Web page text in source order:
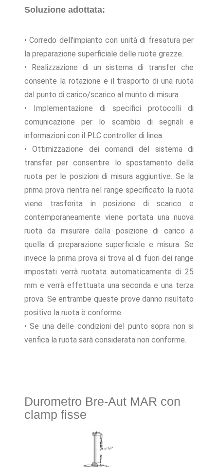
Soluzione adottata:
• Corredo dell’impianto con unità di fresatura per
la preparazione superficiale delle ruote grezze.
• Realizzazione di un sistema di transfer che
consente la rotazione e il trasporto di una ruota
dal punto di carico/scarico al munto di misura.
• Implementazione di specifici protocolli di
comunicazione per lo scambio di segnali e
informazioni con il PLC controller di linea.
• Ottimizzazione dei comandi del sistema di
transfer per consentire lo spostamento della
ruota per le posizioni di misura aggiuntive. Se la
prima prova rientra nel range specificato la ruota
viene trasferita in posizione di scarico e
contemporaneamente viene portata una nuova
ruota da misurare dalla posizione di carico a
quella di preparazione superficiale e misura. Se
invece la prima prova si trova al di fuori dei range
impostati verrà ruotata automaticamente di 25
mm e verrà effettuata una seconda e una terza
prova. Se entrambe queste prove danno risultato
positivo la ruota è conforme.
• Se una delle condizioni del punto sopra non si
verifica la ruota sarà considerata non conforme.
Durometro Bre-Aut MAR con
clamp fisse